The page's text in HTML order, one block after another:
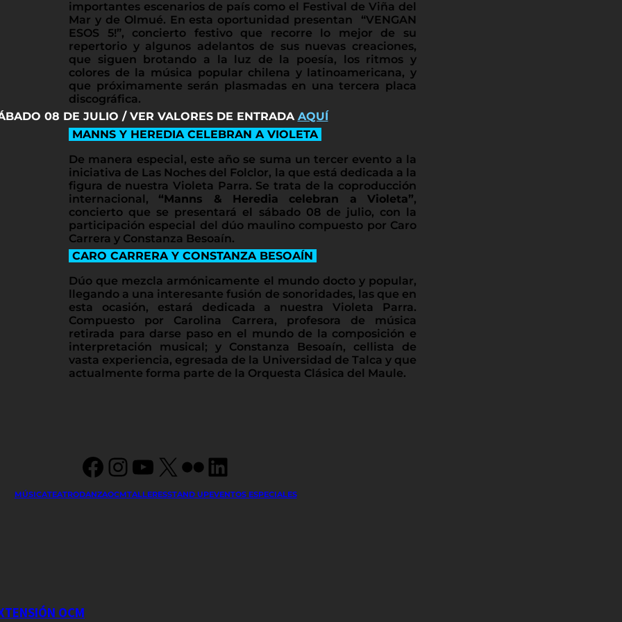
importantes escenarios de país como el Festival de Viña del
Mar y de Olmué. En esta oportunidad presentan “VENGAN
ESOS 5!”, concierto festivo que recorre lo mejor de su
repertorio y algunos adelantos de sus nuevas creaciones,
que siguen brotando a la luz de la poesía, los ritmos y
colores de la música popular chilena y latinoamericana, y
que próximamente serán plasmadas en una tercera placa
discográfica.
08 DE JULIO / VER VALORES DE ENTRADA AQUÍ
MANNS Y HEREDIA CELEBRAN A VIOLETA
De manera especial, este año se suma un tercer evento a la
iniciativa de Las Noches del Folclor, la que está dedicada a la
figura de nuestra Violeta Parra. Se trata de la coproducción
internacional, “Manns & Heredia celebran a Violeta”,
concierto que se presentará el sábado 08 de julio, con la
participación especial del dúo maulino compuesto por Caro
Carrera y Constanza Besoaín.
CARO CARRERA Y CONSTANZA BESOAÍN
Dúo que mezcla armónicamente el mundo docto y popular,
llegando a una interesante fusión de sonoridades, las que en
esta ocasión, estará dedicada a nuestra Violeta Parra.
Compuesto por Carolina Carrera, profesora de música
retirada para darse paso en el mundo de la composición e
interpretación musical; y Constanza Besoaín, cellista de
vasta experiencia, egresada de la Universidad de Talca y que
actualmente forma parte de la Orquesta Clásica del Maule.
Facebook
Instagram
YouTube
X FlickrLinkedIn
MÚSICATEATRODANZAOCMTALLERESSTAND UPEVENTOS ESPECIALES
OCM